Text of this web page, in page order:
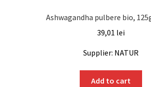
Ashwagandha pulbere bio,
39,01 lei
Supplier: NATUR
Add to cart